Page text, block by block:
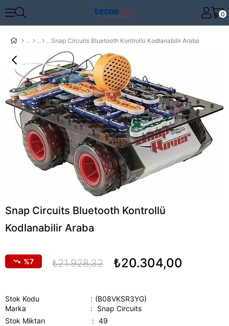
0
Snap Circuits Bluetooth Kontrollü Kodlanabilir Araba
Snap Circuits Bluetooth Kontrollü
Kodlanabilir Araba
7 ₺21.928,32 ₺20.304,00
Stok Kodu
(B08VKSR3YG)
Marka
:
Snap Circuits
Stok Miktarı
: 49